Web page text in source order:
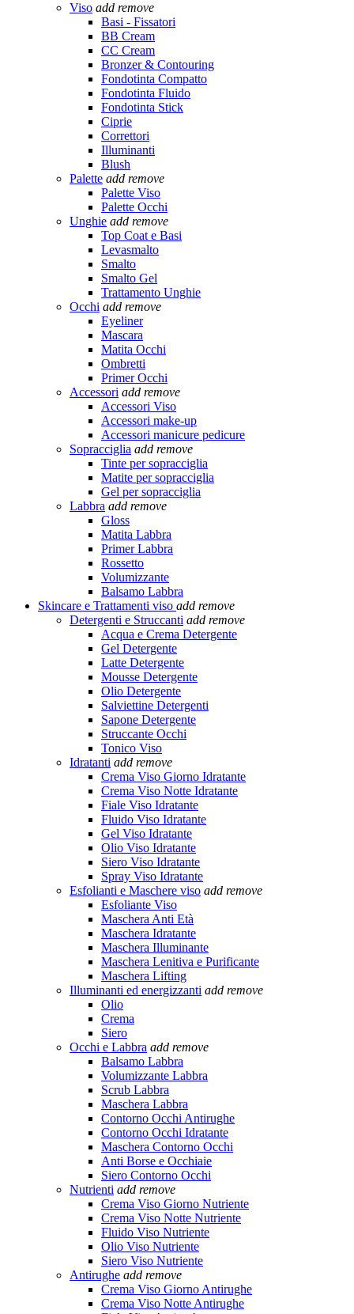
Viso add remove
Basi - Fissatori
BB Cream
CC Cream
Bronzer & Contouring
Fondotinta Compatto
Fondotinta Fluido
Fondotinta Stick
Ciprie
Correttori
Illuminanti
Blush
Palette add remove
Palette Viso
Palette Occhi
Unghie add remove
Top Coat e Basi
Levasmalto
Smalto
Smalto Gel
Trattamento Unghie
Occhi add remove
Eyeliner
Mascara
Matita Occhi
Ombretti
Primer Occhi
Accessori add remove
Accessori Viso
Accessori make-up
Accessori manicure pedicure
Sopracciglia add remove
Tinte per sopracciglia
Matite per sopracciglia
Gel per sopracciglia
Labbra add remove
Gloss
Matita Labbra
Primer Labbra
Rossetto
Volumizzante
Balsamo Labbra
Skincare e Trattamenti viso add remove
Detergenti e Struccanti add remove
Acqua e Crema Detergente
Gel Detergente
Latte Detergente
Mousse Detergente
Olio Detergente
Salviettine Detergenti
Sapone Detergente
Struccante Occhi
Tonico Viso
Idratanti add remove
Crema Viso Giorno Idratante
Crema Viso Notte Idratante
Fiale Viso Idratante
Fluido Viso Idratante
Gel Viso Idratante
Olio Viso Idratante
Siero Viso Idratante
Spray Viso Idratante
Esfolianti e Maschere viso add remove
Esfoliante Viso
Maschera Anti Età
Maschera Idratante
Maschera Illuminante
Maschera Lenitiva e Purificante
Maschera Lifting
Illuminanti ed energizzanti add remove
Olio
Crema
Siero
Occhi e Labbra add remove
Balsamo Labbra
Volumizzante Labbra
Scrub Labbra
Maschera Labbra
Contorno Occhi Antirughe
Contorno Occhi Idratante
Maschera Contorno Occhi
Anti Borse e Occhiaie
Siero Contorno Occhi
Nutrienti add remove
Crema Viso Giorno Nutriente
Crema Viso Notte Nutriente
Fluido Viso Nutriente
Olio Viso Nutriente
Siero Viso Nutriente
Antirughe add remove
Crema Viso Giorno Antirughe
Crema Viso Notte Antirughe